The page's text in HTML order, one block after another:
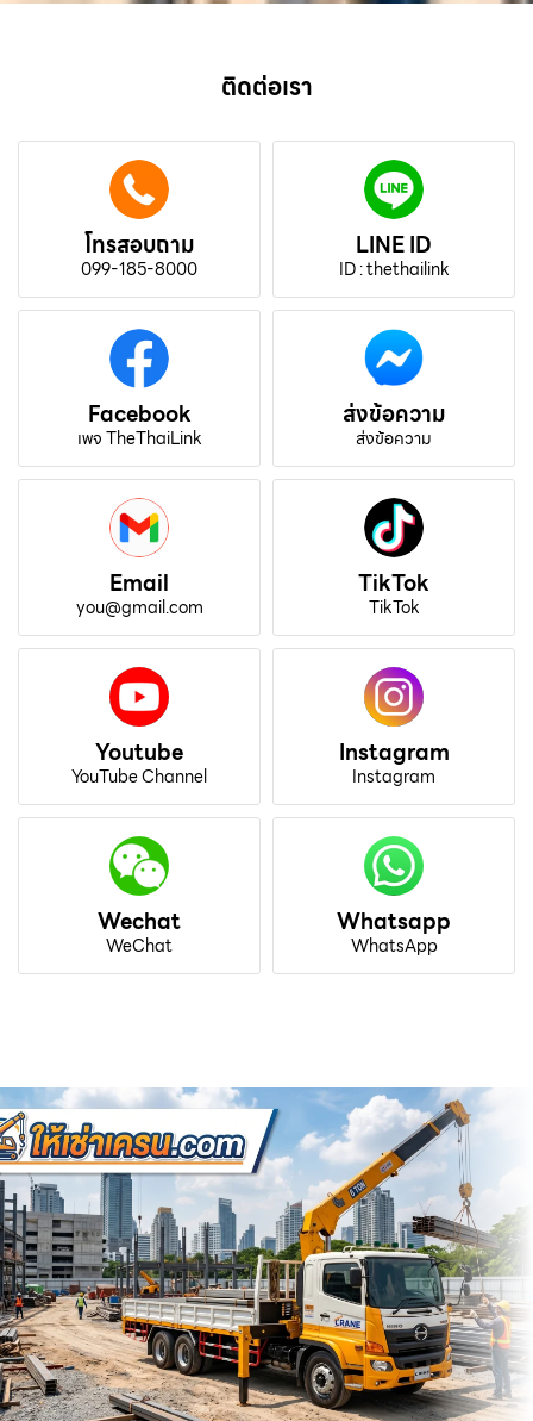
ติดต่อเรา
โทรสอบถาม
099-185-8000
LINE ID
ID : thethailink
Facebook
เพจ TheThaiLink
ส่งข้อความ
ส่งข้อความ
Email
you@gmail.com
TikTok
TikTok
Youtube
YouTube Channel
Instagram
Instagram
Wechat
WeChat
Whatsapp
WhatsApp